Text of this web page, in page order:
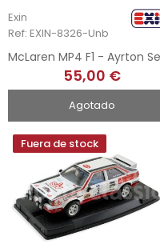
Exin
Ref: EXIN-8326-Unb
55,00 €
Agotado
Fuera de stock